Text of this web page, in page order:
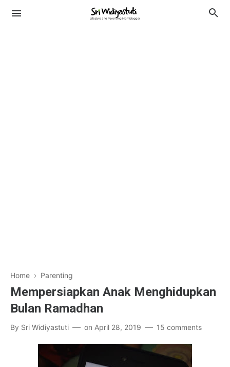
Home › Parenting
Mempersiapkan Anak Menghidupkan
Bulan Ramadhan
By Sri Widiyastuti on April 28, 2019 15 comments